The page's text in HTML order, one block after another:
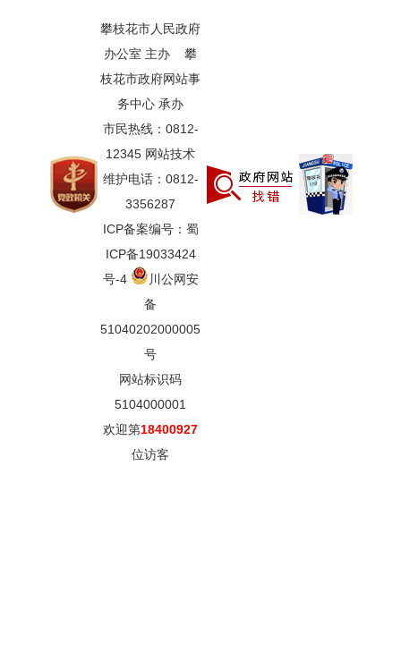
攀枝花市人民政府
办公室 主办 攀
枝花市政府网站事
务中心 承办
市民热线：0812-
12345 网站技术
维护电话：0812-
3356287
ICP备案编号：蜀
ICP备19033424
号-4
川公网安
备
51040202000005
号
网站标识码
5104000001
欢迎第18400927
位访客